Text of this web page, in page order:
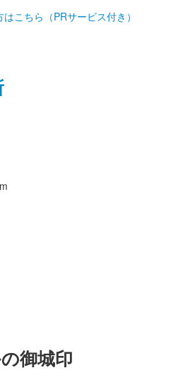
こちら（PRサービス付き）
御城印